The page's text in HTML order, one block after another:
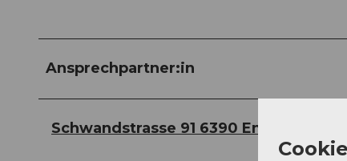
Ansprechpartner:in
Schwandstrasse 91 6390 Engelberg